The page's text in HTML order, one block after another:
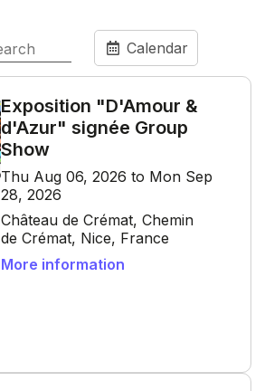
Calendar
Exposition "D'Amour &
d'Azur" signée Group
Show
Thu Aug 06, 2026 to Mon Sep
28, 2026
Château de Crémat, Chemin
de Crémat, Nice, France
More information